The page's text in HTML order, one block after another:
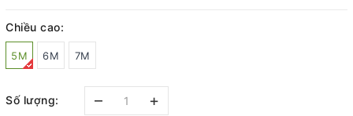
Chiều cao:
5M 6M 7M
Số lượng: – +